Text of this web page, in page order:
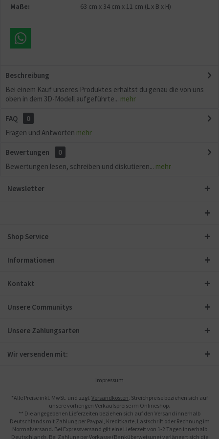
Maße:
63 cm x 34 cm x 11 cm (L x B x H)
Beschreibung
Bei einem Kauf unseres Produktes erhältst du genau die von uns
oben in dem 3D-Modell aufgeführte... mehr
FAQ
0
Fragen und Antworten mehr
Bewertungen
0
Bewertungen lesen, schreiben und diskutieren... mehr
Newsletter
Shop Service
Informationen
Kontakt
Unsere Communitys
Unsere Zahlungsarten
Wir versenden mit:
Impressum
*Alle Preise inkl. MwSt. und zzgl. Versandkosten. Streichpreise beziehen sich auf
unsere vorherigen Verkaufspreise im Onlineshop.
** Die angegebenen Lieferzeiten beziehen sich auf den Versand innerhalb
Deutschlands mit Zahlung per Paypal, Kreditkarte, Lastschrift oder Rechnung im
Normalversand. Bei Expressversand gilt eine Lieferzeit von 1-2 Tagen innerhalb
Deutschlands. Bei Zahlung per Vorkasse (Banküberweisung) verlängert sich die